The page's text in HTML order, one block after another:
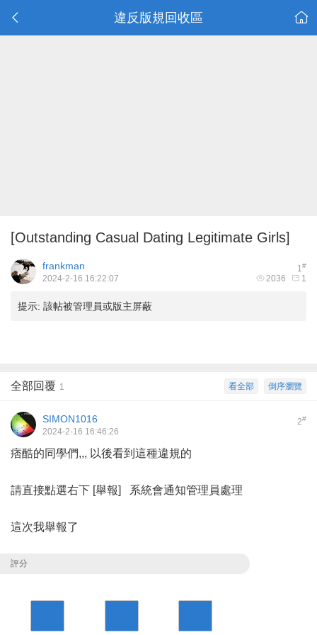
違反版規回收區
[Outstanding Сasual Dating Legitimate Girls]
1#
frankman
2036 1
2024-2-16 16:22:07
提示: 該帖被管理員或版主屏蔽
倒序瀏覽
看全部
全部回覆 1
2#
SIMON1016
2024-2-16 16:46:26
痞酷的同學們,,, 以後看到這種違規的
請直接點選右下 [舉報] 系統會通知管理員處理
這次我舉報了
評分